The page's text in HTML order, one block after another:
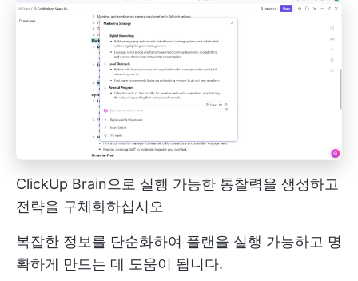
ClickUp Brain으로 실행 가능한 통찰력을 생성하고
전략을 구체화하십시오
복잡한 정보를 단순화하여 플랜을 실행 가능하고 명
확하게 만드는 데 도움이 됩니다.